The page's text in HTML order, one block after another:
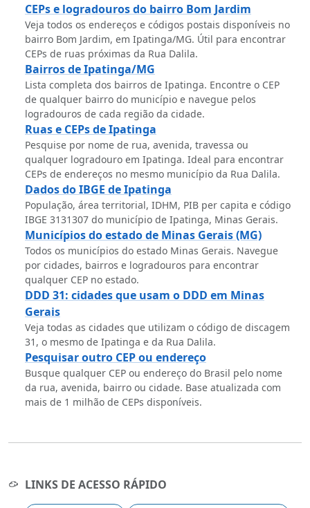
CEPs e logradouros do bairro Bom Jardim
Veja todos os endereços e códigos postais disponíveis no
bairro Bom Jardim, em Ipatinga/MG. Útil para encontrar
CEPs de ruas próximas da Rua Dalila.
Bairros de Ipatinga/MG
Lista completa dos bairros de Ipatinga. Encontre o CEP
de qualquer bairro do município e navegue pelos
logradouros de cada região da cidade.
Ruas e CEPs de Ipatinga
Pesquise por nome de rua, avenida, travessa ou
qualquer logradouro em Ipatinga. Ideal para encontrar
CEPs de endereços no mesmo município da Rua Dalila.
Dados do IBGE de Ipatinga
População, área territorial, IDHM, PIB per capita e código
IBGE 3131307 do município de Ipatinga, Minas Gerais.
Municípios do estado de Minas Gerais (MG)
Todos os municípios do estado Minas Gerais. Navegue
por cidades, bairros e logradouros para encontrar
qualquer CEP no estado.
DDD 31: cidades que usam o DDD em Minas
Gerais
Veja todas as cidades que utilizam o código de discagem
31, o mesmo de Ipatinga e da Rua Dalila.
Pesquisar outro CEP ou endereço
Busque qualquer CEP ou endereço do Brasil pelo nome
da rua, avenida, bairro ou cidade. Base atualizada com
mais de 1 milhão de CEPs disponíveis.
LINKS DE ACESSO RÁPIDO